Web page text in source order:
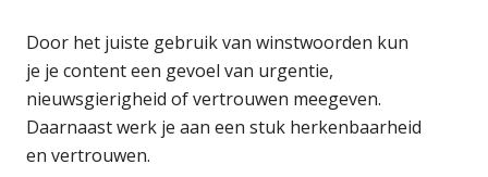
Door het juiste gebruik van winstwoorden kun
je je content een gevoel van urgentie,
nieuwsgierigheid of vertrouwen meegeven.
Daarnaast werk je aan een stuk herkenbaarheid
en vertrouwen.